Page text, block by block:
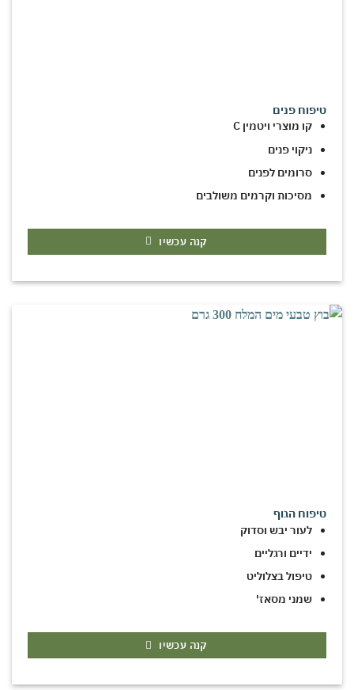
טיפוח פנים
קו מוצרי ויטמין C
ניקוי פנים
סרומים לפנים
מסיכות וקרמים משולבים
קנה עכשיו
טיפוח הגוף
לעור יבש וסדוק
ידיים ורגליים
טיפול בצלוליט
שמני מסאז'
קנה עכשיו